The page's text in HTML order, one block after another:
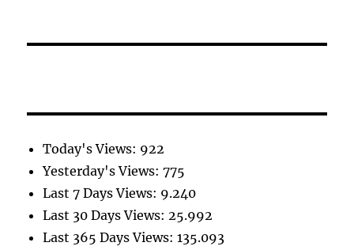
Today's Views: 922
Yesterday's Views:775
Last 7 Days Views: 9.240
Last 30 Days Views: 25.992
Last 365 Days Views:135.093